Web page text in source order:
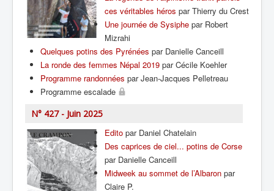
ces véritables héros par Thierry du Crest
Une journée de Sysiphe par Robert
Mizrahi
Quelques potins des Pyrénées par Danielle Canceill
La ronde des femmes Népal 2019 par Cécile Koehler
Programme randonnées par Jean-Jacques Pelletreau
Programme escalade
N° 427 - Juin 2025
Edito par Daniel Chatelain
Des caprices de ciel... potins de Corse
par Danielle Canceill
Midweek au sommet de l’Albaron par
Claire P.